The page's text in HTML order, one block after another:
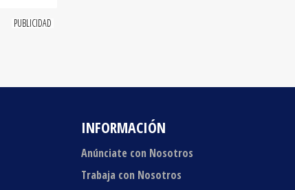
INFORMACIÓN
Anúnciate con Nosotros
Trabaja con Nosotros